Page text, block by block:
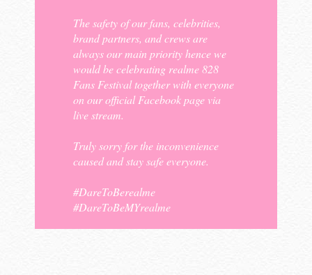
The safety of our fans, celebrities,
brand partners, and crews are
always our main priority hence we
would be celebrating realme 828
Fans Festival together with everyone
on our official Facebook page via
live stream.
Truly sorry for the inconvenience
caused and stay safe everyone.
#DareToBerealme
#DareToBeMYrealme